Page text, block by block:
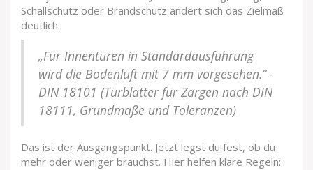
Schallschutz oder Brandschutz ändert sich das Zielmaß
deutlich.
„Für Innentüren in Standardausführung
wird die Bodenluft mit 7 mm vorgesehen.“ -
DIN 18101 (Türblätter für Zargen nach DIN
18111, Grundmaße und Toleranzen)
Das ist der Ausgangspunkt. Jetzt legst du fest, ob du
mehr oder weniger brauchst. Hier helfen klare Regeln: